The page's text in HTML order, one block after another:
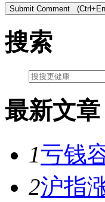
搜索
最新文章
1亏钱
2沪指